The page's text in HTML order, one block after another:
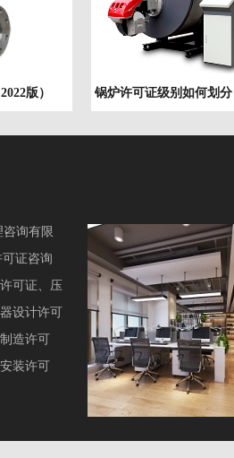
版） 锅炉许可证级别如何划分
询有限
证咨询
可证、压
设计许可
造许可
装许可